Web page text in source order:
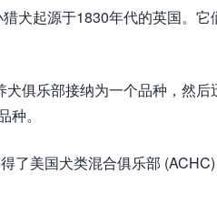
犬起源于1830年代的英国。
犬俱乐部接纳为一个品种，然
。
了美国犬类混合俱乐部